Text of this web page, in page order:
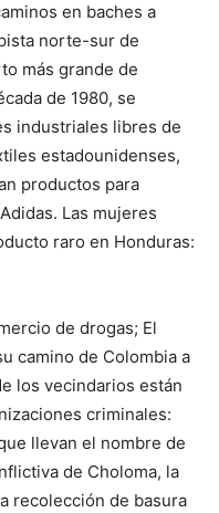
en baches a
norte-sur de
más grande de
de 1980, se
industriales libres de
estadounidenses,
productos para
Las mujeres
raro en Honduras:
de drogas; El
camino de Colombia a
los vecindarios están
criminales:
llevan el nombre de
de Choloma, la
recolección de basura